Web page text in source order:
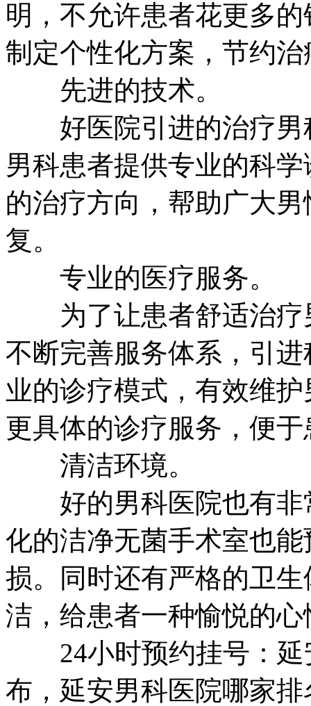
明，不允许患者花更多
制定个性化方案，节约
先进的技术。
好医院引进的治疗男
男科患者提供专业的科
的治疗方向，帮助广大
复。
专业的医疗服务。
为了让患者舒适治疗
不断完善服务体系，引
业的诊疗模式，有效维
更具体的诊疗服务，便
清洁环境。
好的男科医院也有非
化的洁净无菌手术室也
损。同时还有严格的卫
洁，给患者一种愉悦的心
24小时预约挂号：延
布，延安男科医院哪家